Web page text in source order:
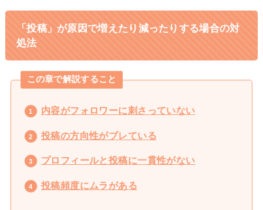
「投稿」が原因で増えたり減ったりする場合の対
処法
この章で解説すること
内容がフォロワーに刺さっていない
投稿の方向性がブレている
プロフィールと投稿に一貫性がない
投稿頻度にムラがある